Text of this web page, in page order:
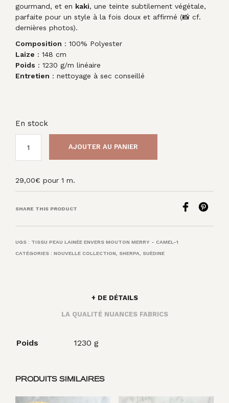
gourmand, et en kaki, une teinte subtilement végétale,
parfaite pour un style à la fois doux et affirmé (📸 cf.
dernières photos).
Composition : 100% Polyester
Laize : 148 cm
Poids : 1230 g/m linéaire
Entretien : nettoyage à sec conseillé
En stock
AJOUTER AU PANIER
29,00€ pour 1 m.
SHARE THIS PRODUCT
UGS : TISSU PEAU LAINÉE ENVERS MOUTON MERRY - CAMEL-1
CATÉGORIES : NOUVELLE COLLECTION SHERPA SUÈDINE
+ DE DÉTAILS
LA QUALITÉ NUANCES FABRICS
Poids 1230 g
PRODUITS SIMILAIRES